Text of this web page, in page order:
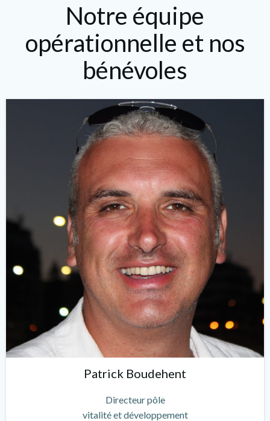
Notre équipe
opérationnelle et nos
bénévoles
Patrick Boudehent
Directeur pôle
vitalité et développement